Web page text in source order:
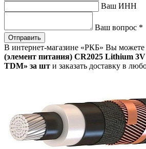
Ваш ИНН
Ваш вопрос *
Отправить
В интернет-магазине «РКБ» Вы можете
(элемент питания) CR2025 Lithium 3V
TDM» за шт и заказать доставку в